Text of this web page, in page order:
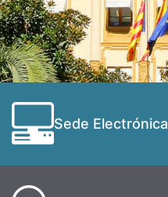
Sede Electrónica